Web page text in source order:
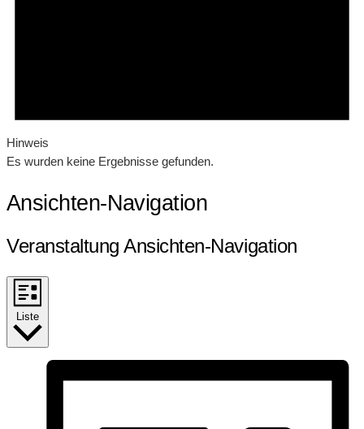
Hinweis
Es wurden keine Ergebnisse gefunden.
Ansichten-Navigation
Veranstaltung Ansichten-Navigation
Liste